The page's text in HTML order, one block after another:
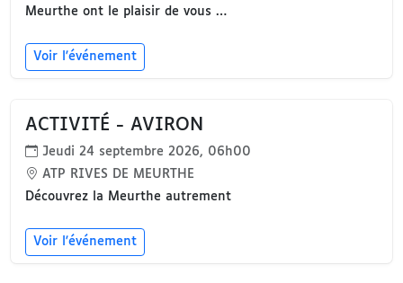
Meurthe ont le plaisir de vous …
Voir l'événement
ACTIVITÉ - AVIRON
Jeudi 24 septembre 2026, 06h00
ATP RIVES DE MEURTHE
Découvrez la Meurthe autrement
Voir l'événement